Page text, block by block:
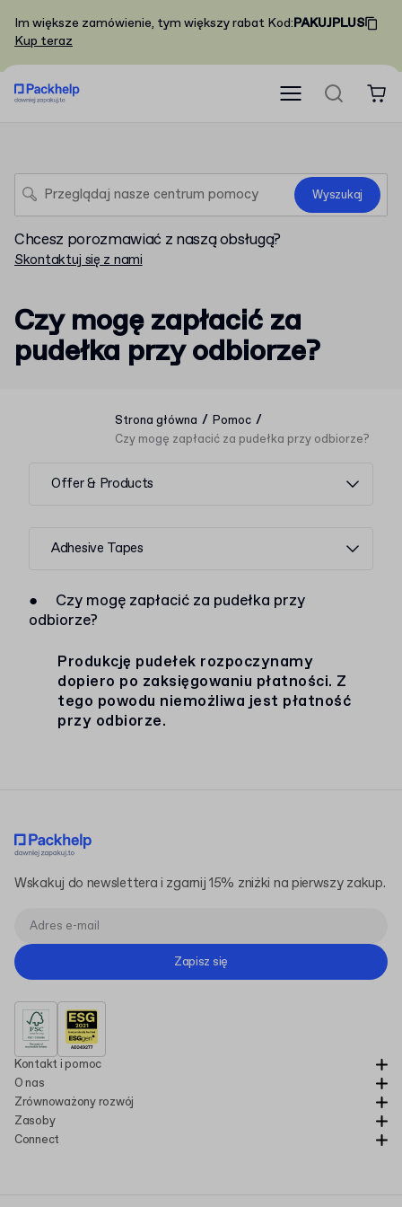
Im większe zamówienie, tym większy rabat Kod:PAKUJPLUS
Kup teraz
Wyszukaj
Chcesz porozmawiać z naszą obsługą?
Skontaktuj się z nami
Czy mogę zapłacić za
pudełka przy odbiorze?
Strona główna / Pomoc /
Czy mogę zapłacić za pudełka przy odbiorze?
Offer & Products
Adhesive Tapes
●
Czy mogę zapłacić za pudełka przy
odbiorze?
Produkcję pudełek rozpoczynamy
dopiero po zaksięgowaniu płatności. Z
tego powodu niemożliwa jest płatność
przy odbiorze.
Kontakt i pomoc
O nas
Zrównoważony rozwój
Zasoby
Connect
Wskakuj do newslettera i zgarnij 15% zniżki na pierwszy zakup.
Zapisz się